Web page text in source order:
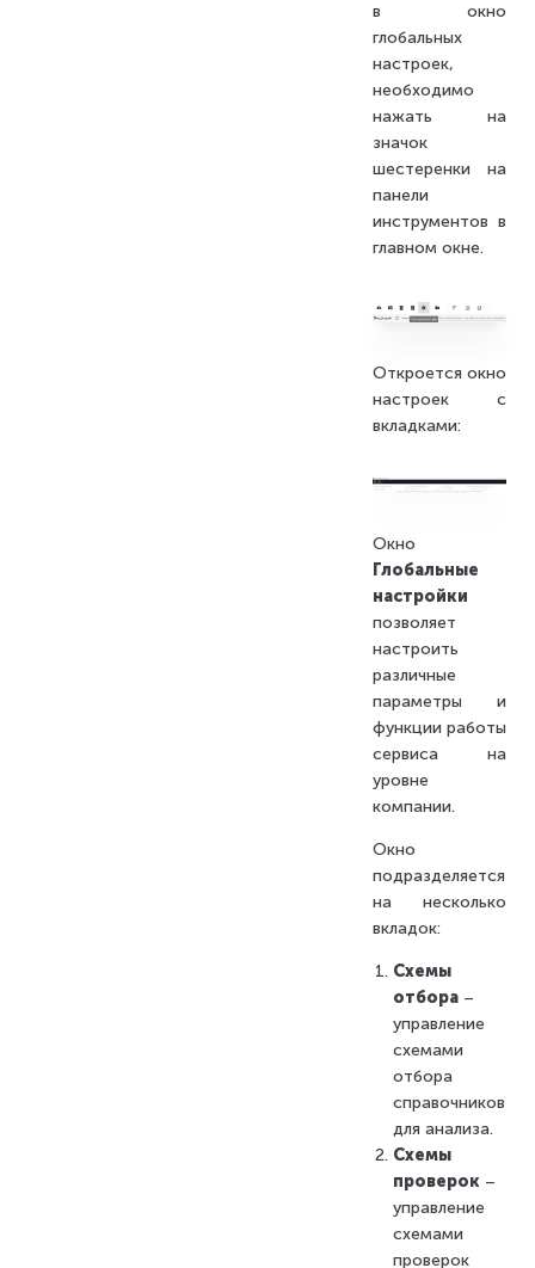
в окно
глобальных
настроек,
необходимо
нажать на
значок
шестеренки на
панели
инструментов в
главном окне.
Откроется окно
настроек с
вкладками:
Окно
Глобальные
настройки
позволяет
настроить
различные
параметры и
функции работы
сервиса на
уровне
компании.
Окно
подразделяется
на несколько
вкладок:
Схемы
отбора–
управление
схемами
отбора
справочников
для анализа.
Схемы
проверок–
управление
схемами
проверок